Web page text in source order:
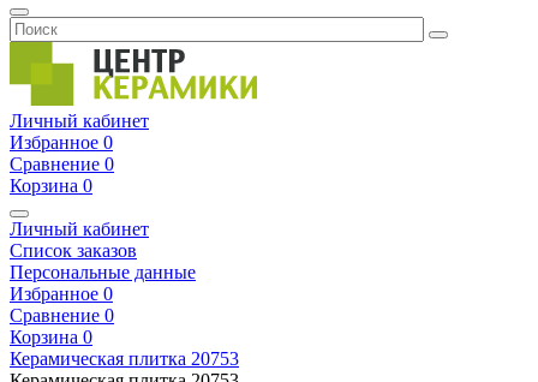
Личный кабинет
Избранное 0
Сравнение 0
Корзина 0
Личный кабинет
Список заказов
Персональные данные
Избранное 0
Сравнение 0
Корзина 0
Керамическая плитка 20753